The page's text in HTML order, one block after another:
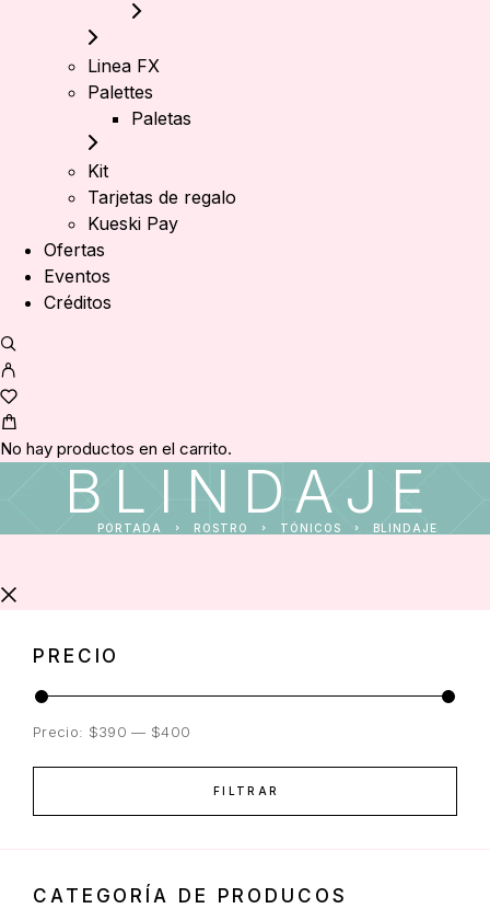
Linea FX
Palettes
Paletas
Kit
Tarjetas de regalo
Kueski Pay
Ofertas
Eventos
Créditos
No hay productos en el carrito.
BLINDAJE
PORTADA ROSTRO TÓNICOS BLINDAJE
PRECIO
FILTRAR
Precio: $390 — $400
CATEGORÍA DE PRODUCOS